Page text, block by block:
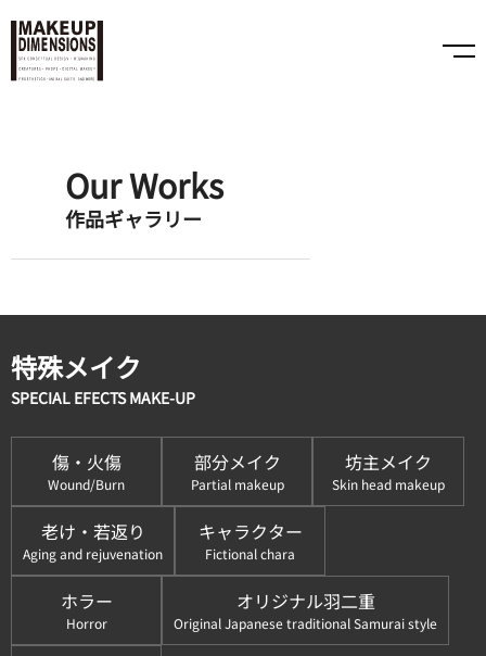
Our Works
作品ギャラリー
特殊メイク
SPECIAL EFECTS MAKE-UP
傷・火傷
Wound/Burn
部分メイク
Partial makeup
坊主メイク
Skin head makeup
老け・若返り
Aging and rejuvenation
キャラクター
Fictional chara
ホラー
Horror
オリジナル羽二重
Original Japanese traditional Samurai style